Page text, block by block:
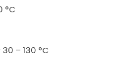
°C
– 130 °C